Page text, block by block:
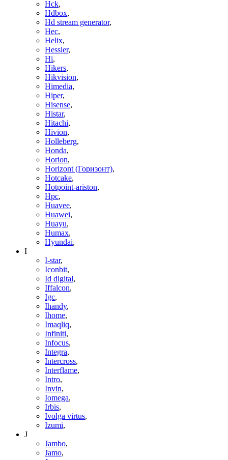
Hck,
Hdbox,
Hd stream generator,
Hec,
Helix,
Hessler,
Hi,
Hikers,
Hikvision,
Himedia,
Hiper,
Hisense,
Histar,
Hitachi,
Hivion,
Holleberg,
Honda,
Horion,
Horizont (Горизонт),
Hotcake,
Hotpoint-ariston,
Hpc,
Huavee,
Huawei,
Huayu,
Humax,
Hyundai,
I
I-star,
Iconbit,
Id digital,
Iffalcon,
Igc,
Ihandy,
Ihome,
Imaqliq,
Infiniti,
Infocus,
Integra,
Intercross,
Interflame,
Intro,
Invin,
Iomega,
Irbis,
Ivolga virtus,
Izumi,
J
Jambo,
Jamo,